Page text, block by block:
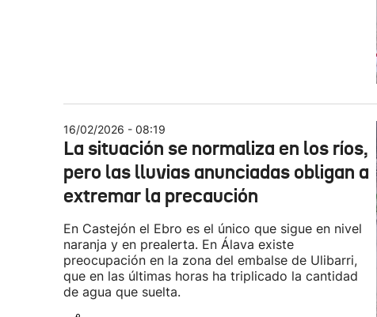
16/02/2026 - 08:19
La situación se normaliza en los ríos,
pero las lluvias anunciadas obligan a
extremar la precaución
En Castejón el Ebro es el único que sigue en nivel
naranja y en prealerta. En Álava existe
preocupación en la zona del embalse de Ulibarri,
que en las últimas horas ha triplicado la cantidad
de agua que suelta.